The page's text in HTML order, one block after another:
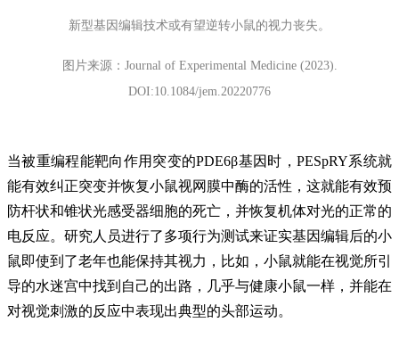
新型基因编辑技术或有望逆转小鼠的视力丧失。
图片来源：Journal of Experimental Medicine (2023).
DOI:10.1084/jem.20220776
当被重编程能靶向作用突变的PDE6β基因时，PESpRY系统就
能有效纠正突变并恢复小鼠视网膜中酶的活性，这就能有效预
防杆状和锥状光感受器细胞的死亡，并恢复机体对光的正常的
电反应。研究人员进行了多项行为测试来证实基因编辑后的小
鼠即使到了老年也能保持其视力，比如，小鼠就能在视觉所引
导的水迷宫中找到自己的出路，几乎与健康小鼠一样，并能在
对视觉刺激的反应中表现出典型的头部运动。